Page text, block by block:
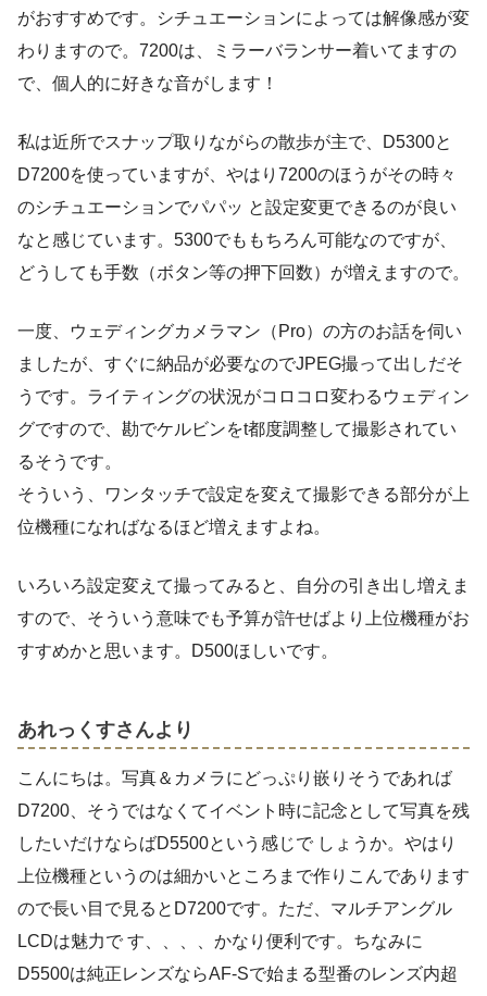
がおすすめです。シチュエーションによっては解像感が変
わりますので。7200は、ミラーバランサー着いてますの
で、個人的に好きな音がします！
私は近所でスナップ取りながらの散歩が主で、D5300と
D7200を使っていますが、やはり7200のほうがその時々
のシチュエーションでパパッ と設定変更できるのが良い
なと感じています。5300でももちろん可能なのですが、
どうしても手数（ボタン等の押下回数）が増えますので。
一度、ウェディングカメラマン（Pro）の方のお話を伺い
ましたが、すぐに納品が必要なのでJPEG撮って出しだそ
うです。ライティングの状況がコロコロ変わるウェディン
グですので、勘でケルビンをt都度調整して撮影されてい
るそうです。
そういう、ワンタッチで設定を変えて撮影できる部分が上
位機種になればなるほど増えますよね。
いろいろ設定変えて撮ってみると、自分の引き出し増えま
すので、そういう意味でも予算が許せばより上位機種がお
すすめかと思います。D500ほしいです。
あれっくすさんより
こんにちは。写真＆カメラにどっぷり嵌りそうであれば
D7200、そうではなくてイベント時に記念として写真を残
したいだけならばD5500という感じで しょうか。やはり
上位機種というのは細かいところまで作りこんであります
ので長い目で見るとD7200です。ただ、マルチアングル
LCDは魅力で す、、、、かなり便利です。ちなみに
D5500は純正レンズならAF-Sで始まる型番のレンズ内超